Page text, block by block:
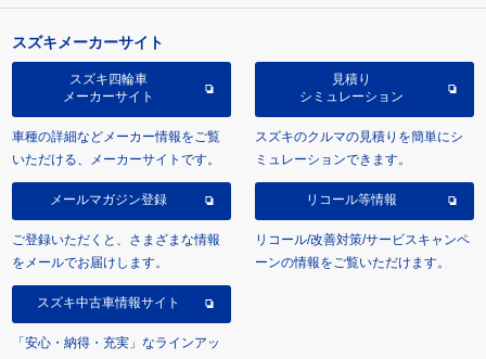
スズキメーカーサイト
スズキ四輪車
メーカーサイト
車種の詳細などメーカー情報をご覧
いただける、メーカーサイトです。
見積り
シミュレーション
スズキのクルマの見積りを簡単にシ
ミュレーションできます。
メールマガジン登録
ご登録いただくと、さまざまな情報
をメールでお届けします。
リコール等情報
リコール/改善対策/サービスキャンペ
ーンの情報をご覧いただけます。
スズキ中古車情報サイト
「安心・納得・充実」なラインアッ